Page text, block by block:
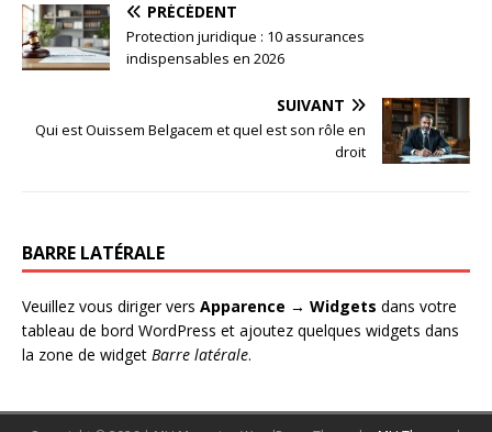
PRÉCÉDENT
Protection juridique : 10 assurances
indispensables en 2026
SUIVANT
Qui est Ouissem Belgacem et quel est son rôle en
droit
BARRE LATÉRALE
Veuillez vous diriger vers Apparence → Widgets dans votre
tableau de bord WordPress et ajoutez quelques widgets dans
la zone de widget Barre latérale.